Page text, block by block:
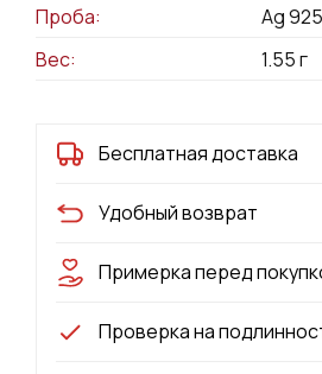
Проба:
Ag 925
Вес:
1.55г
Бесплатная доставка
Удобный возврат
Примерка перед
Проверка на